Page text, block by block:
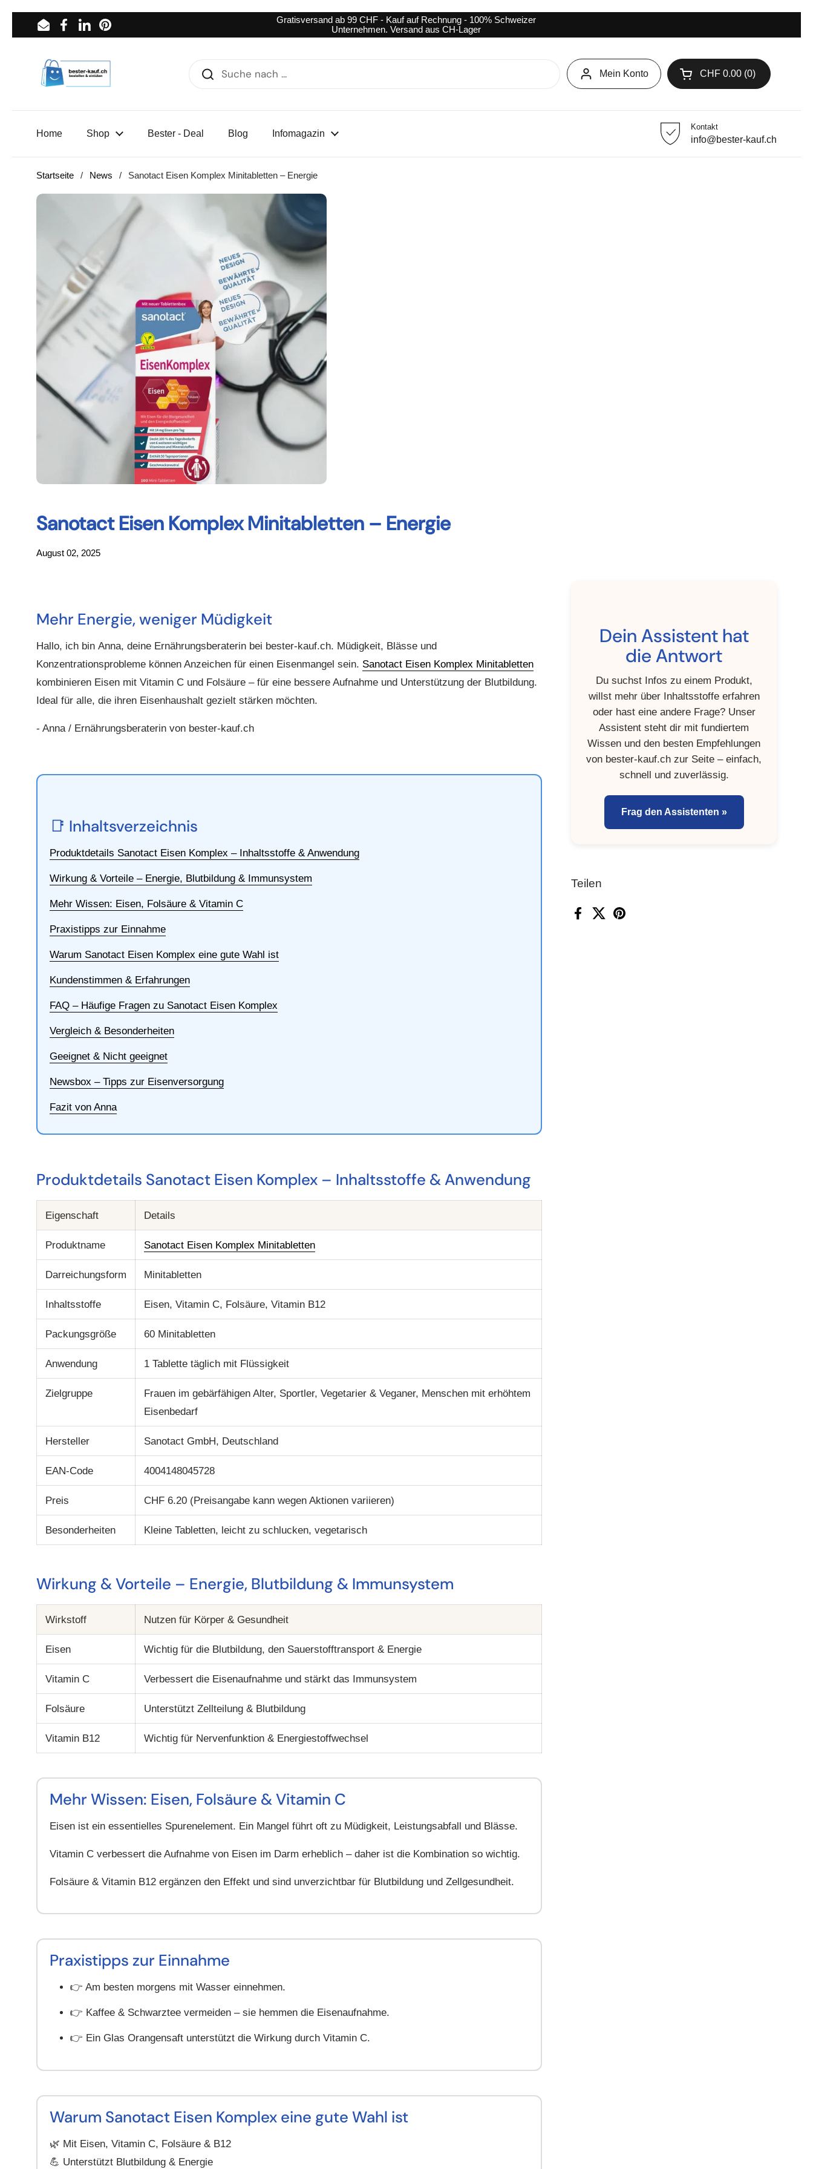
Zum Inhalt springen
EmailFacebook
LinkedInPinterest
Gratisversand ab 99 CHF - Kauf auf Rechnung - 100% Schweizer
Unternehmen. Versand aus CH-Lager
Mein Konto Warenkorb öffnen
CHF 0.00 0
Home Shop Bester - Deal Blog Infomagazin
Kontakt
info@bester-kauf.ch
Startseite / News / Sanotact Eisen Komplex Minitabletten – Energie
Sanotact Eisen Komplex Minitabletten – Energie
August 02, 2025
Dein Assistent hat
die Antwort
Du suchst Infos zu einem Produkt,
willst mehr über Inhaltsstoffe erfahren
oder hast eine andere Frage? Unser
Assistent steht dir mit fundiertem
Wissen und den besten Empfehlungen
von bester-kauf.ch zur Seite – einfach,
schnell und zuverlässig.
Frag den Assistenten »
Teilen
Facebook
X (Twitter)
Pinterest
Mehr Energie, weniger Müdigkeit
Hallo, ich bin Anna, deine Ernährungsberaterin bei bester-kauf.ch. Müdigkeit, Blässe und
Konzentrationsprobleme können Anzeichen für einen Eisenmangel sein. Sanotact Eisen Komplex Minitabletten
kombinieren Eisen mit Vitamin C und Folsäure – für eine bessere Aufnahme und Unterstützung der Blutbildung.
Ideal für alle, die ihren Eisenhaushalt gezielt stärken möchten.
- Anna / Ernährungsberaterin von bester-kauf.ch
📑 Inhaltsverzeichnis
Produktdetails Sanotact Eisen Komplex – Inhaltsstoffe & Anwendung
Wirkung & Vorteile – Energie, Blutbildung & Immunsystem
Mehr Wissen: Eisen, Folsäure & Vitamin C
Praxistipps zur Einnahme
Warum Sanotact Eisen Komplex eine gute Wahl ist
Kundenstimmen & Erfahrungen
FAQ – Häufige Fragen zu Sanotact Eisen Komplex
Vergleich & Besonderheiten
Geeignet & Nicht geeignet
Newsbox – Tipps zur Eisenversorgung
Fazit von Anna
Produktdetails Sanotact Eisen Komplex – Inhaltsstoffe & Anwendung
Eigenschaft Details
Produktname Sanotact Eisen Komplex Minitabletten
Darreichungsform Minitabletten
Inhaltsstoffe Eisen, Vitamin C, Folsäure, Vitamin B12
Packungsgröße 60 Minitabletten
Anwendung 1 Tablette täglich mit Flüssigkeit
Zielgruppe
Frauen im gebärfähigen Alter, Sportler, Vegetarier & Veganer, Menschen mit erhöhtem
Eisenbedarf
Hersteller Sanotact GmbH, Deutschland
EAN-Code 4004148045728
Preis CHF 6.20 (Preisangabe kann wegen Aktionen variieren)
Besonderheiten Kleine Tabletten, leicht zu schlucken, vegetarisch
Wirkung & Vorteile – Energie, Blutbildung & Immunsystem
Wirkstoff Nutzen für Körper & Gesundheit
Eisen Wichtig für die Blutbildung, den Sauerstofftransport & Energie
Vitamin C Verbessert die Eisenaufnahme und stärkt das Immunsystem
Folsäure Unterstützt Zellteilung & Blutbildung
Vitamin B12 Wichtig für Nervenfunktion & Energiestoffwechsel
Mehr Wissen: Eisen, Folsäure & Vitamin C
Eisen ist ein essentielles Spurenelement. Ein Mangel führt oft zu Müdigkeit, Leistungsabfall und Blässe.
Vitamin C verbessert die Aufnahme von Eisen im Darm erheblich – daher ist die Kombination so wichtig.
Folsäure & Vitamin B12 ergänzen den Effekt und sind unverzichtbar für Blutbildung und Zellgesundheit.
Praxistipps zur Einnahme
👉 Am besten morgens mit Wasser einnehmen.
👉 Kaffee & Schwarztee vermeiden – sie hemmen die Eisenaufnahme.
👉 Ein Glas Orangensaft unterstützt die Wirkung durch Vitamin C.
Warum Sanotact Eisen Komplex eine gute Wahl ist
🌿 Mit Eisen, Vitamin C, Folsäure & B12
💪 Unterstützt Blutbildung & Energie